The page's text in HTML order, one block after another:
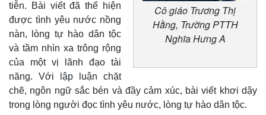
Cô giáo Trương Thị
Hằng, Trường PTTH
Nghĩa Hưng A
tiễn. Bài viết đã thể hiện
được tình yêu nước nồng
nàn, lòng tự hào dân tộc
và tầm nhìn xa trông rộng
của một vị lãnh đạo tài
năng. Với lập luận chặt
chẽ, ngôn ngữ sắc bén và đầy cảm xúc, bài viết khơi dậy
trong lòng người đọc tình yêu nước, lòng tự hào dân tộc.